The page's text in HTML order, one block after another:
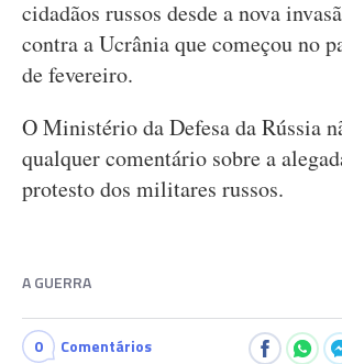
cidadãos russos desde a nova
contra a Ucrânia que começou no
de fevereiro.
O Ministério da Defesa da Rússia
qualquer comentário sobre a
protesto dos militares russos.
A GUERRA
0 Comentários